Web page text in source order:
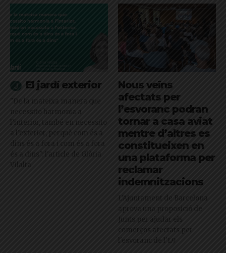
El jardí exterior
"De la mateixa manera que
necessito harmonia a
l’interior, també en necessito
a l’exterior, perquè com és a
dins és a fora i com és a fora
és a dins": l'article de Glòria
Vilalta
Nous veïns
afectats per
l’esvoranc podran
tornar a casa aviat
mentre d’altres es
constitueixen en
una plataforma per
reclamar
indemnitzacions
L’Ajuntament de Barcelona
aprova una proposició de
Junts per ajudar els
comerços afectats per
l'esvoranc de l'L9